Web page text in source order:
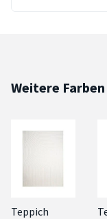
Weitere
Teppich